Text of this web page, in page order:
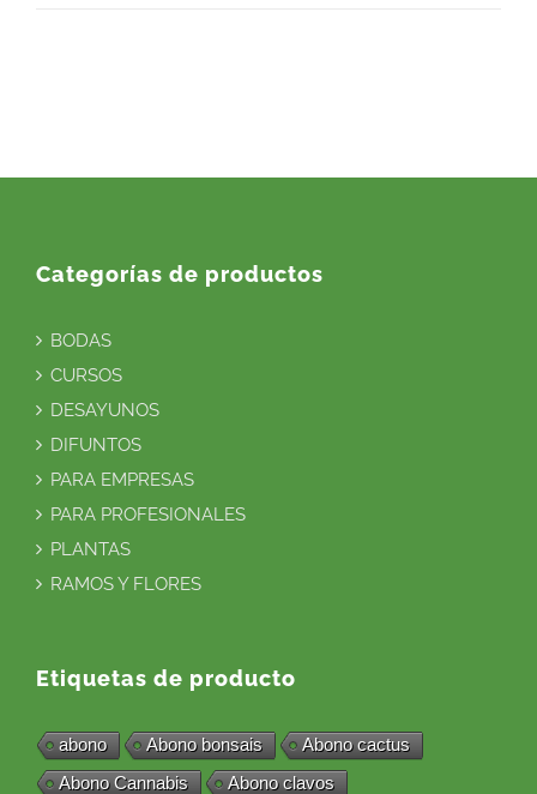
Categorías de productos
BODAS
CURSOS
DESAYUNOS
DIFUNTOS
PARA EMPRESAS
PARA PROFESIONALES
PLANTAS
RAMOS Y FLORES
Etiquetas de producto
abono Abono bonsais
Abono cactus
Abono Cannabis
Abono clavos